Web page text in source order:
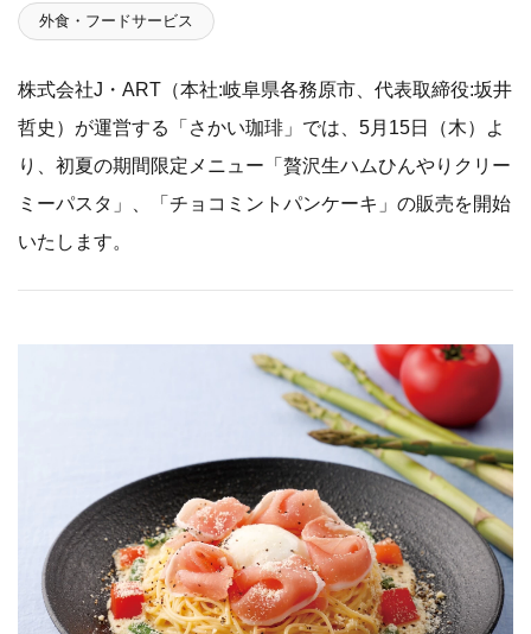
外食・フードサービス
株式会社J・ART（本社:岐阜県各務原市、代表取締役:坂井
哲史）が運営する「さかい珈琲」では、5月15日（木）よ
り、初夏の期間限定メニュー「贅沢生ハムひんやりクリー
ミーパスタ」、「チョコミントパンケーキ」の販売を開始
いたします。